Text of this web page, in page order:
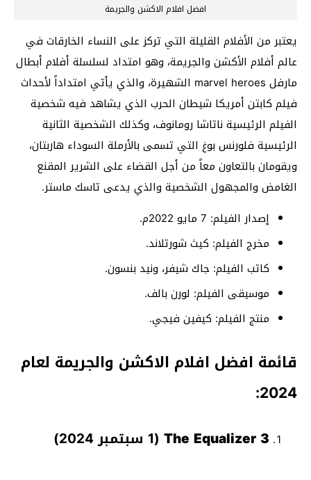
افضل افلام الاكشن والجريمة
يعتبر من الأفلام القليلة التي تركز على النساء الخارقات في
عالم أفلام الأكشن والجريمة، وهو امتداد لسلسلة أفلام أبطال
مارفل marvel heroes الشهيرة، والذي يأتي امتداداً لأحداث
فيلم كابتن أمريكا شيطان الحرب الذي يشاهد فيه شخصية
الفيلم الرئيسية ناتاشا رومانوف، وكذلك الشخصية الثانية
الرئيسية فلورنس بوغ التي تسمى بالأرملة السوداء هاربتان،
ويقومان بالتعاون معاً من أجل القضاء على الشرير المقنع
الغامض والمجهول الشخصية والذي يدعى تاسك ماستر.
إصدار الفيلم: 7 مايو 2022م.
مخرج الفيلم: كيث شورتلاند.
كاتب الفيلم: جاك شيفر، ونيد بنسون.
موسيقى الفيلم: لورن بالف.
منتج الفيلم: كيفين فيجي.
قائمة افضل افلام الاكشن والجريمة لعام
2024:
The Equalizer 3 (1 سبتمبر 2024)